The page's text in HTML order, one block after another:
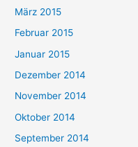
März 2015
Februar 2015
Januar 2015
Dezember 2014
November 2014
Oktober 2014
September 2014